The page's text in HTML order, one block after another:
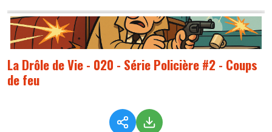
La Drôle de Vie - 020 - Série Policière #2 - Coups
de feu